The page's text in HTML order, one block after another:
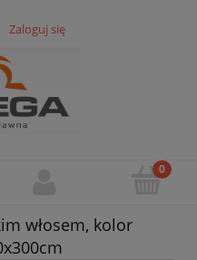
Zaloguj się
włosem, kolor